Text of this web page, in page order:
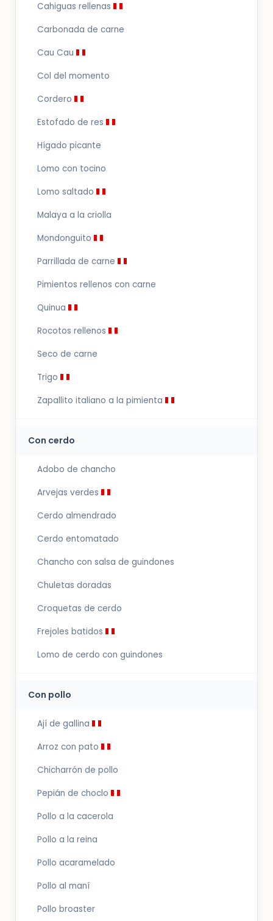
Cahiguas rellenas
Carbonada de carne
Cau Cau
Col del momento
Cordero
Estofado de res
Hígado picante
Lomo con tocino
Lomo saltado
Malaya a la criolla
Mondonguito
Parrillada de carne
Pimientos rellenos con carne
Quinua
Rocotos rellenos
Seco de carne
Trigo
Zapallito italiano a la pimienta
Con cerdo
Adobo de chancho
Arvejas verdes
Cerdo almendrado
Cerdo entomatado
Chancho con salsa de guindones
Chuletas doradas
Croquetas de cerdo
Frejoles batidos
Lomo de cerdo con guindones
Con pollo
Ají de gallina
Arroz con pato
Chicharrón de pollo
Pepián de choclo
Pollo a la cacerola
Pollo a la reina
Pollo acaramelado
Pollo al maní
Pollo broaster